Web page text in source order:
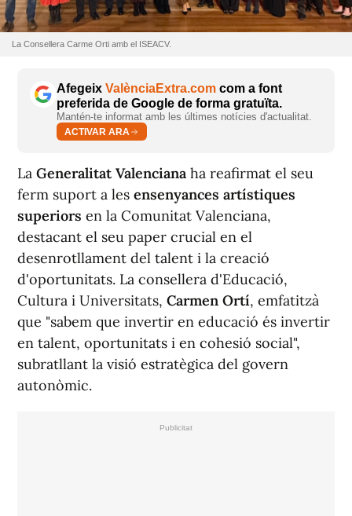
La Consellera Carme Orti amb el ISEACV.
Afegeix ValènciaExtra.com com a font
preferida de Google de forma gratuïta.
Mantén-te informat amb les últimes notícies d'actualitat.
ACTIVAR ARA
La Generalitat Valenciana ha reafirmat el seu
ferm suport a les ensenyances artístiques
superiors en la Comunitat Valenciana,
destacant el seu paper crucial en el
desenrotllament del talent i la creació
d'oportunitats. La consellera d'Educació,
Cultura i Universitats, Carmen Ortí, emfatitzà
que "sabem que invertir en educació és invertir
en talent, oportunitats i en cohesió social",
subratllant la visió estratègica del govern
autonòmic.